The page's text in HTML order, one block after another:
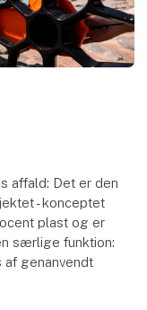
affald: Det er den
- konceptet
plast og er
særlige funktion:
genanvendt